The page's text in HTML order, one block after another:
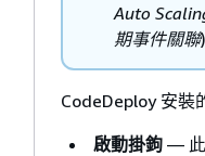
Auto
期事件關聯
CodeDeploy 安裝
啟動掛鉤 — 此